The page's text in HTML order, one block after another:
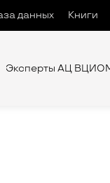
данных Книги
Эксперты АЦ